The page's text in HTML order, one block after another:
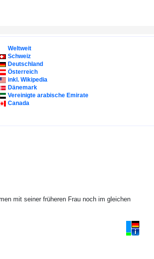
Weltweit
Schweiz
Deutschland
Österreich
inkl. Wikipedia
Dänemark
Vereinigte arabische Emirate
Canada
mit seiner früheren Frau noch im gleichen